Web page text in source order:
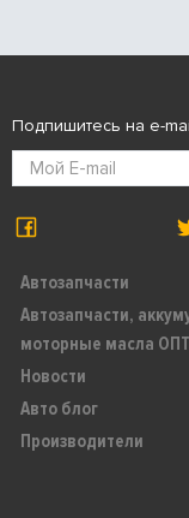
Автозапчасти
Автозапчасти,
моторные масла
Новости
Авто блог
Производители
Подпишитесь на e-